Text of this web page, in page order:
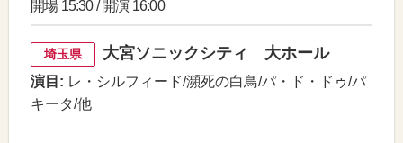
開場 15:30 / 開演 16:00
埼玉県 大宮ソニックシティ 大ホール
演目: レ・シルフィード/瀕死の白鳥/パ・ド・ドゥ/パ
キータ/他